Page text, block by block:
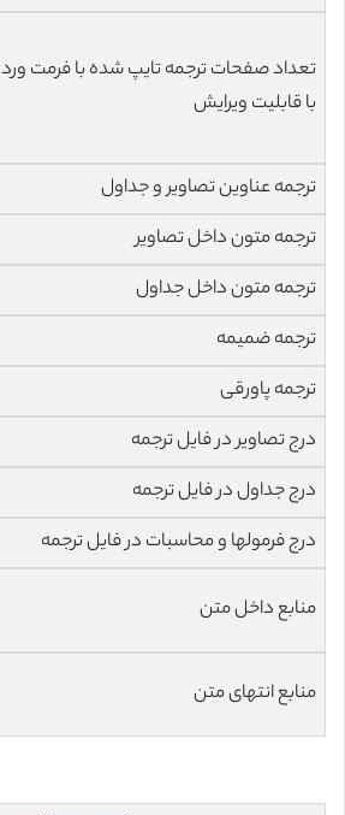
تعداد صفحات ترجمه تایپ شده با فرمت ورد
با قابلیت ویرایش
ترجمه عناوین تصاویر و جداول
ترجمه متون داخل تصاویر
ترجمه متون داخل جداول
ترجمه ضمیمه
ترجمه پاورقی
درج تصاویر در فایل ترجمه
درج جداول در فایل ترجمه
درج فرمولها و محاسبات در فایل ترجمه
منابع داخل متن
منابع انتهای متن